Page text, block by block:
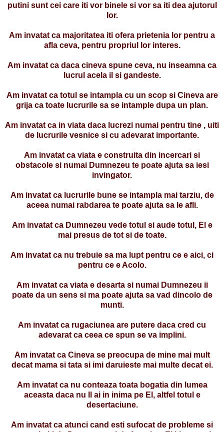
putini sunt cei care iti vor binele si vor sa iti dea ajutorul
lor.
Am invatat ca majoritatea iti ofera prietenia lor pentru a
afla ceva, pentru propriul lor interes.
Am invatat ca daca cineva spune ceva, nu inseamna ca
lucrul acela il si gandeste.
Am invatat ca totul se intampla cu un scop si Cineva are
grija ca toate lucrurile sa se intample dupa un plan.
Am invatat ca in viata daca lucrezi numai pentru tine , uiti
de lucrurile vesnice si cu adevarat importante.
Am invatat ca viata e construita din incercari si
obstacole si numai Dumnezeu te poate ajuta sa iesi
invingator.
Am invatat ca lucrurile bune se intampla mai tarziu, de
aceea numai rabdarea te poate ajuta sa le afli.
Am invatat ca Dumnezeu vede totul si aude totul, El e
mai presus de tot si de toate.
Am invatat ca nu trebuie sa ma lupt pentru ce e aici, ci
pentru ce e Acolo.
Am invatat ca viata e desarta si numai Dumnezeu ii
poate da un sens si ma poate ajuta sa vad dincolo de
munti.
Am invatat ca rugaciunea are putere daca cred cu
adevarat ca ceea ce spun se va implini.
Am invatat ca Cineva se preocupa de mine mai mult
decat mama si tata si imi daruieste mai multe decat ei.
Am invatat ca nu conteaza toata bogatia din lumea
aceasta daca nu Il ai in inima pe El, altfel totul e
desertaciune.
Am invatat ca atunci cand esti sufocat de probleme si